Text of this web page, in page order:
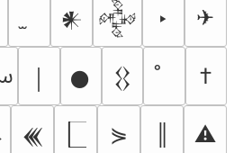
𒀭 𒅒 ‣ ✈
𒊹 𒌐 †
𒌍 ⋟ ⚠